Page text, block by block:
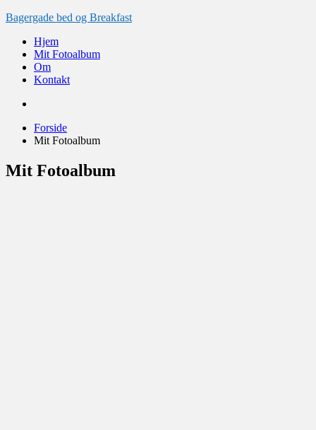
Videre
indhold
Bagergade bed og Breakfast
Hjem
Mit Fotoalbum
Om
Kontakt
Forside
Mit Fotoalbum
Mit Fotoalbum